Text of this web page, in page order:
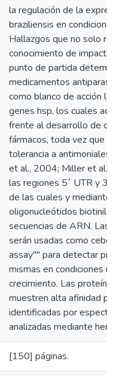
la regulación de la
braziliensis en
Hallazgos que no solo
conocimiento de impacto
punto de partida
medicamentos
como blanco de acción
genes hsp, los cuales
frente al desarrollo de
fármacos, toda vez que
tolerancia a antimoniales
et al., 2004; Miller et al.,
las regiones 5´ UTR y
de las cuales y mediante
oligonucleótidos
secuencias de ARN. Las
serán usadas como
assay"" para detectar
mismas en condiciones
crecimiento. Las
muestren alta afinidad
identificadas por
analizadas mediante
[150] páginas.